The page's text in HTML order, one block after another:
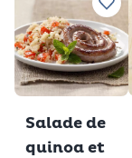
Salade de
quinoa et